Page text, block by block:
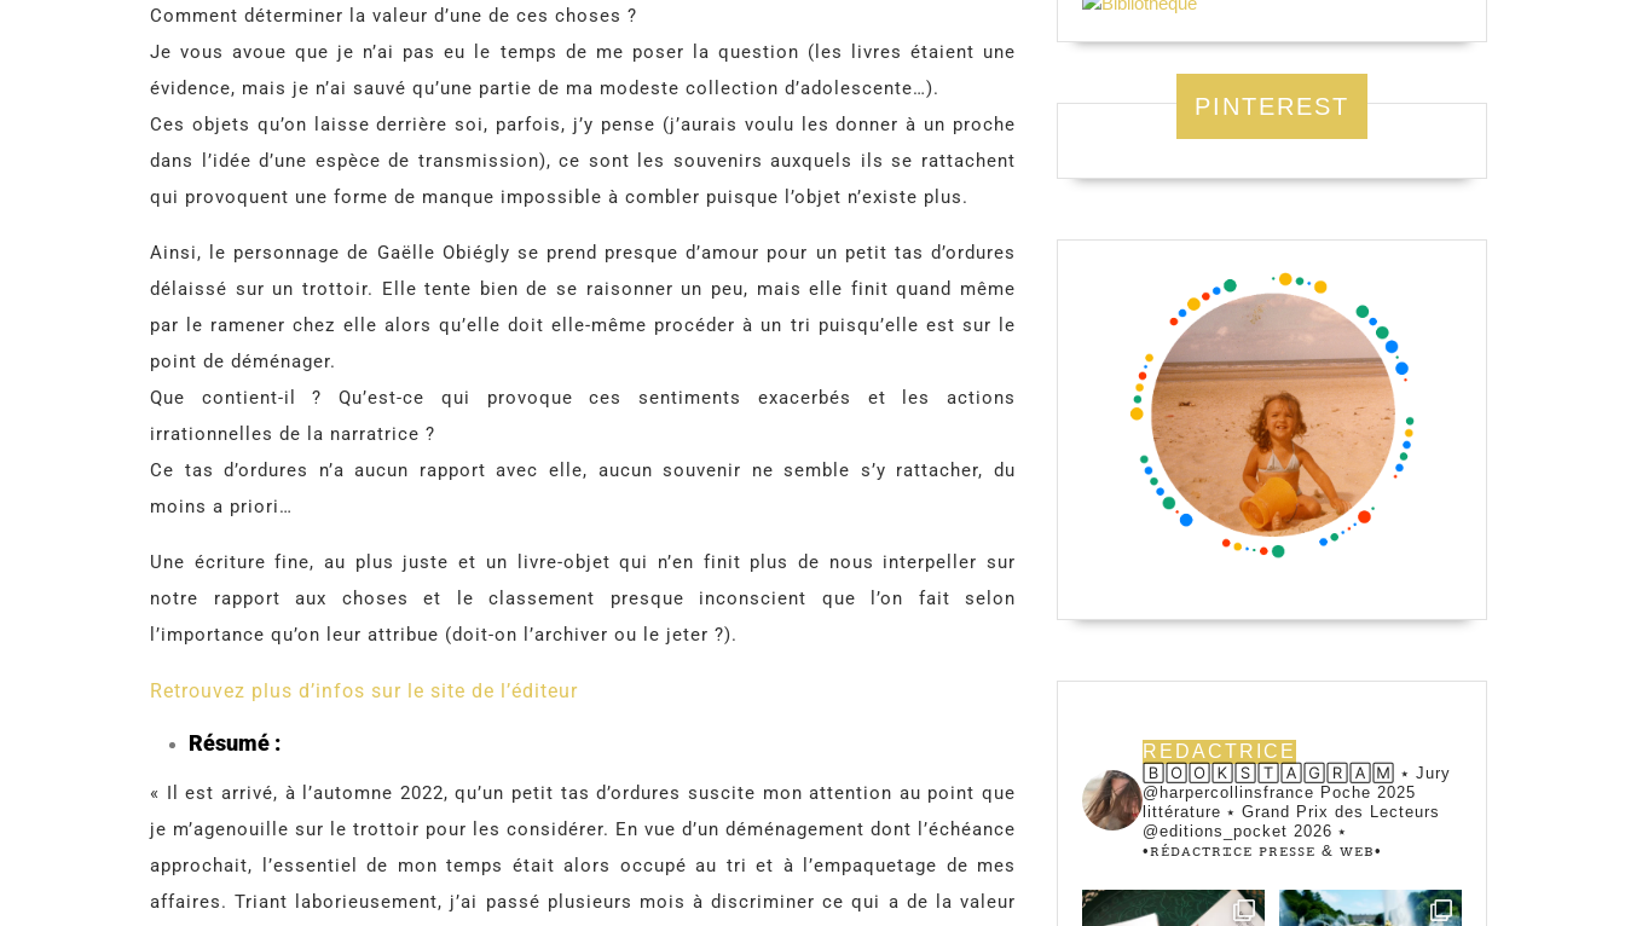
Comment déterminer la valeur d’une de ces choses ?
Je vous avoue que je n’ai pas eu le temps de me poser la question (les livres étaient une
évidence, mais je n’ai sauvé qu’une partie de ma modeste collection d’adolescente…).
Ces objets qu’on laisse derrière soi, parfois, j’y pense (j’aurais voulu les donner à un proche
dans l’idée d’une espèce de transmission), ce sont les souvenirs auxquels ils se rattachent
qui provoquent une forme de manque impossible à combler puisque l’objet n’existe plus.
Ainsi, le personnage de Gaëlle Obiégly se prend presque d’amour pour un petit tas d’ordures
délaissé sur un trottoir. Elle tente bien de se raisonner un peu, mais elle finit quand même
par le ramener chez elle alors qu’elle doit elle-même procéder à un tri puisqu’elle est sur le
point de déménager.
Que contient-il ? Qu’est-ce qui provoque ces sentiments exacerbés et les actions
irrationnelles de la narratrice ?
Ce tas d’ordures n’a aucun rapport avec elle, aucun souvenir ne semble s’y rattacher, du
moins a priori…
Une écriture fine, au plus juste et un livre-objet qui n’en finit plus de nous interpeller sur
notre rapport aux choses et le classement presque inconscient que l’on fait selon
l’importance qu’on leur attribue (doit-on l’archiver ou le jeter ?).
Retrouvez plus d’infos sur le site de l’éditeur
Résumé :
« Il est arrivé, à l’automne 2022, qu’un petit tas d’ordures suscite mon attention au point que
je m’agenouille sur le trottoir pour les considérer. En vue d’un déménagement dont l’échéance
approchait, l’essentiel de mon temps était alors occupé au tri et à l’empaquetage de mes
affaires. Triant laborieusement, j’ai passé plusieurs mois à discriminer ce qui a de la valeur
PINTEREST
REDACTRICE
🄱🄾🄾🄺🅂🅃🄰🄶🅁🄰🄼 ⭑ Jury
@harpercollinsfrance Poche 2025
littérature ⭑ Grand Prix des Lecteurs
@editions_pocket 2026 ⭑
•ꭱꭼ́ꭰꭺꮯꭲꭱꮖꮯꭼ ꮲꭱꭼꮪꮪꭼ & ꮃꭼᏼ•